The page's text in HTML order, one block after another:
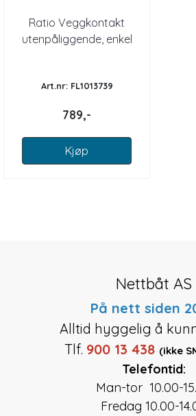
Ratio Veggkontakt
utenpåliggende, enkel
Art.nr: FL1013739
789,-
Kjøp
Nettbåt AS
På nett siden
Alltid hyggelig å
Tlf. 900 13 438 (ikke
Telefontid:
Man-tor 10.00-
Fredag 10.00-